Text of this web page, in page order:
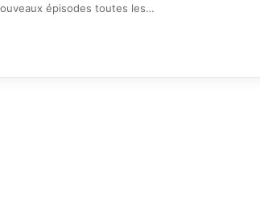
épisodes toutes les…